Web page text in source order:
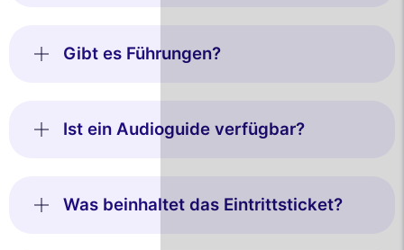
Gibt es Führungen?
Ist ein Audioguide verfügbar?
Was beinhaltet das Eintrittsticket?